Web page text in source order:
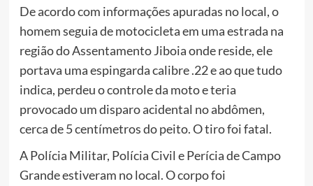
De acordo com informações apuradas no local, o
homem seguia de motocicleta em uma estrada na
região do Assentamento Jiboia onde reside, ele
portava uma espingarda calibre .22 e ao que tudo
indica, perdeu o controle da moto e teria
provocado um disparo acidental no abdômen,
cerca de 5 centímetros do peito. O tiro foi fatal.
A Polícia Militar, Polícia Civil e Perícia de Campo
Grande estiveram no local. O corpo foi